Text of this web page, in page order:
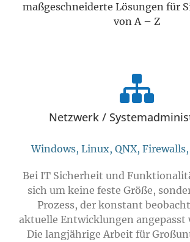
maßgeschneiderte Lösungen für
von A – Z
Netzwerk /
Windows, Linux, QNX, Firewalls,
Bei IT Sicherheit und
sich um keine feste Größe,
Prozess, der konstant
aktuelle Entwicklungen angepasst
Die langjährige Arbeit für